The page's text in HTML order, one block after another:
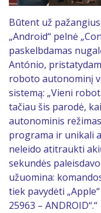
Būtent už
„Android“ pelnė
paskelbdamas
António,
roboto autonominį
sistemą: „Vieni
tačiau šis parodė,
autonominis
programa ir unikali
neleido atitraukti
sekundės
užuomina:
tiek pavydėti
25963 – ANDROID“.“